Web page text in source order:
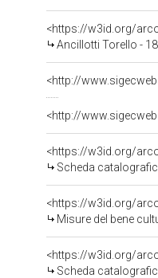
<https://w3id.org/
Ancillotti Torello -
<http://
<http://
<https://w3id.org/
Scheda
<https://w3id.org/
Misure del bene
<https://w3id.org/
Scheda